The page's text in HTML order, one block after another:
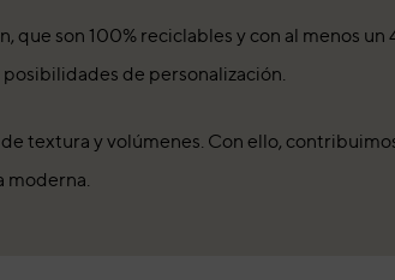
que son 100% reciclables y con al menos
de personalización.
textura y volúmenes. Con ello,
moderna.